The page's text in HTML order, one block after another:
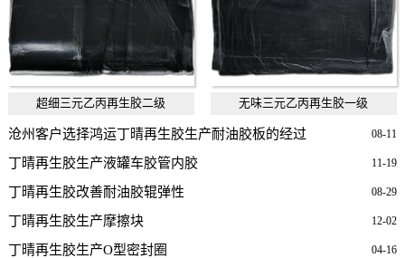
超细三元乙丙再生胶二级 无味三元乙丙再生胶一级
08-11
沧州客户选择鸿运丁晴再生胶生产耐油胶板的经过
11-19
丁晴再生胶生产液罐车胶管内胶
08-29
丁晴再生胶改善耐油胶辊弹性
12-02
丁晴再生胶生产摩擦块
04-16
丁晴再生胶生产O型密封圈